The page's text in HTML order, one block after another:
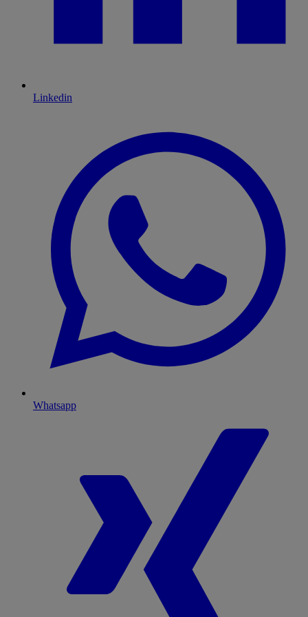
Linkedin
Whatsapp